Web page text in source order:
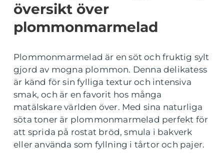
översikt över
plommonmarmelad
Plommonmarmelad är en söt och fruktig sylt
gjord av mogna plommon. Denna delikatess
är känd för sin fylliga textur och intensiva
smak, och är en favorit hos många
matälskare världen över. Med sina naturliga
söta toner är plommonmarmelad perfekt för
att sprida på rostat bröd, smula i bakverk
eller använda som fyllning i tårtor och pajer.